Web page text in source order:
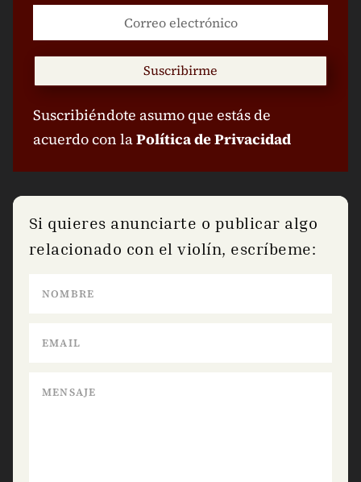
Suscribirme
Suscribiéndote asumo que estás de
acuerdo con laPolítica de Privacidad
Si quieres anunciarte o publicar algo
relacionado con el violín, escríbeme: